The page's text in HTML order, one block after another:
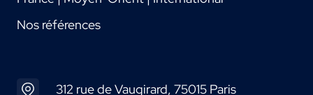
Nos références
312 rue de Vaugirard, 75015 Paris